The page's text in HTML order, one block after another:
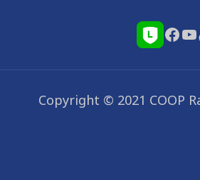
Copyright © 2021 COOP